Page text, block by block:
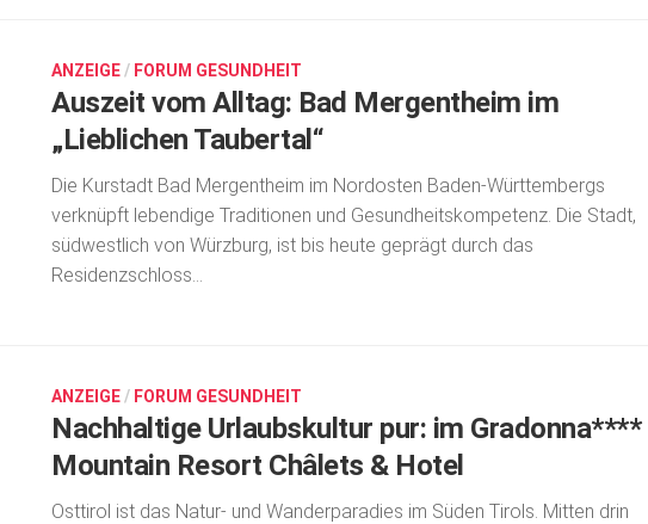
ANZEIGE / FORUM GESUNDHEIT
Auszeit vom Alltag: Bad Mergentheim im
„Lieblichen Taubertal“
Die Kurstadt Bad Mergentheim im Nordosten Baden-Württembergs
verknüpft lebendige Traditionen und Gesundheitskompetenz. Die Stadt,
südwestlich von Würzburg, ist bis heute geprägt durch das
Residenzschloss...
ANZEIGE / FORUM GESUNDHEIT
Nachhaltige Urlaubskultur pur: im Gradonna****
Mountain Resort Châlets & Hotel
Osttirol ist das Natur- und Wanderparadies im Süden Tirols. Mitten drin